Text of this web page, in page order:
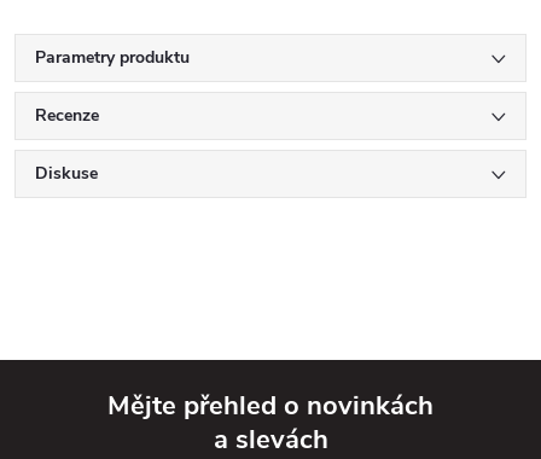
Parametry produktu
Recenze
Diskuse
Mějte přehled o novinkách
a slevách